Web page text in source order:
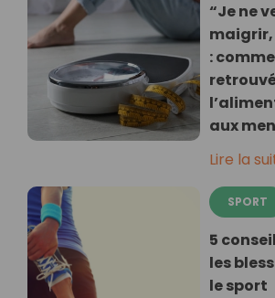
“Je ne
maigrir,
:
aux
Lire la
SPORT
5
les
le sport